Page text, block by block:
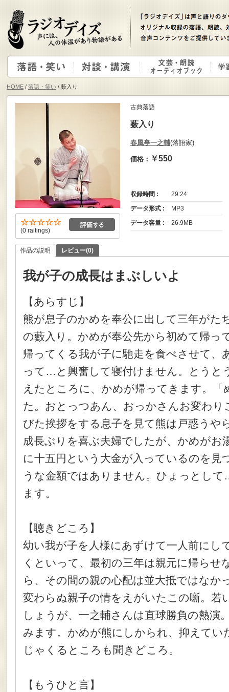
HOME / 落語・笑い / 薮入り
(0 raitings)
古典落語
薮入り
春風亭一之輔(落語家)
価格： ￥550
収録時間 :
29:24
データ形式 :
MP3
データ容量 :
26.9MB
作品の説明 レビュー(0)
我が子の成長はまぶしいよ
【あらすじ】
熊が息子のかめを奉公に出して三年がた
の藪入り。かめが奉公先から初めて帰っ
帰ってくる我が子に馳走を食べさせて、
って…と興奮して寝付けません。とうと
えたところに、かめが帰ってきます。
た。おとっつあん、おっかさんお変わり
びた挨拶をする息子を見て熊は戸惑うや
成長ぶりを喜ぶ夫婦でしたが、かめがお
に十五円という大金が入っているのを見
うな金額ではありません。ひょっとし
ます。
【聴きどころ】
幼い我が子を人様にあずけて一人前にし
くといって、最初の三年は親元に帰らせ
ら、その間の親の心配は並大抵ではなか
変わらぬ親子の情をえがいたこの噺。若
しょうが、一之輔さんは直球勝負の熱演
みます。かめが熊にしかられ、抑えてい
じゃくるところも聞きどころ。
【もうひと言】